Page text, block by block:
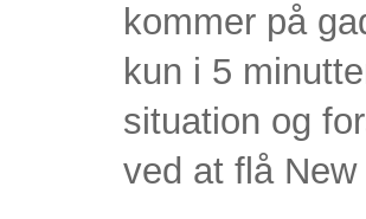
kommer på
kun i 5
situation og
ved at flå